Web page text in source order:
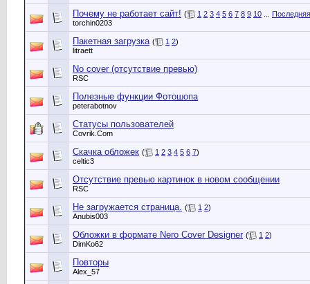
Почему не работает сайт! ( 1 2 3 4 5 6 7 8 9 10
torchin0203
Пакетная загрузка ( 1 2)
litraett
No cover (отсутствие превью)
RSC
Полезные функции Фотошопа
peterabotnov
Статусы пользователей
Сovrik.Com
Скачка обложек ( 1 2 3 4 5 6 7)
celtic3
Отсутствие превью картинок в новом сообщении
RSC
Не загружается страница. ( 1 2)
Anubis003
Обложки в формате Nero Cover Designer ( 1 2)
DimKo62
Повторы
Alex_57